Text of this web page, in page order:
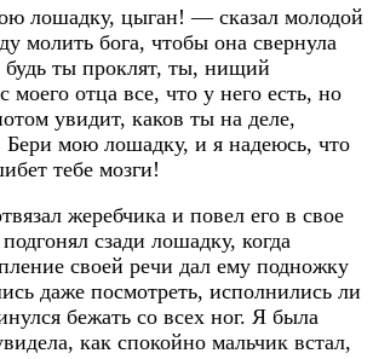
лошадку, цыган! — сказал молодой
молить бога, чтобы она свернула
ты проклят, ты, нищий
моего отца все, что у него есть, но
увидит, каков ты на деле,
мою лошадку, и я надеюсь, что
тебе мозги!
жеребчика и повел его в свое
сзади лошадку, когда
своей речи дал ему подножку
даже посмотреть, исполнились ли
бежать со всех ног. Я была
как спокойно мальчик встал,